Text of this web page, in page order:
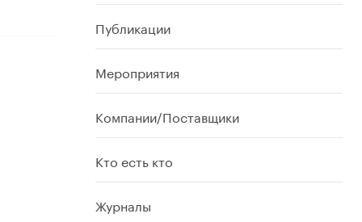
Публикации
Мероприятия
Компании/Поставщики
Кто есть кто
Журналы